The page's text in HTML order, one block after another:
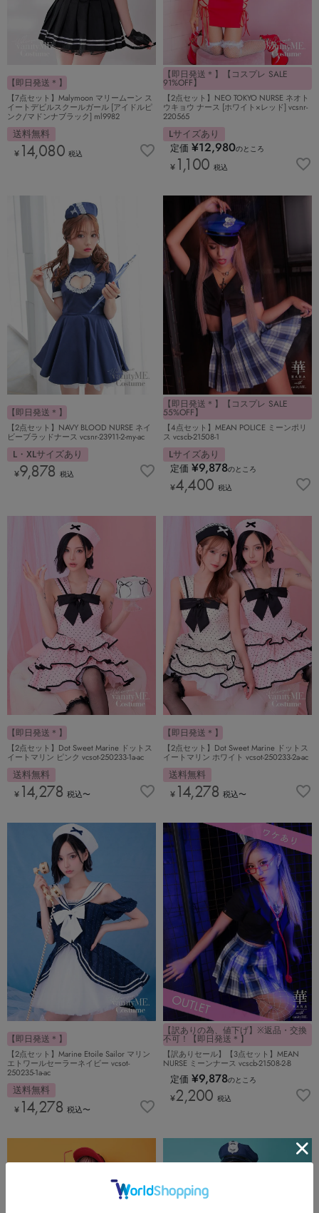
【即日発送＊】
【7点セット】Malymoon マリームーン ス
イートデビルスクールガール [アイドルピ
ンク/マドンナブラック] ml9982
送料無料
¥ 14,080 税込
【即日発送＊】【コスプレ SALE
91%OFF】
【2点セット】NEO TOKYO NURSE ネオト
ウキョウ ナース [ホワイト×レッド] vcsnr-
220565
Lサイズあり
定価 ¥12,980のところ
¥ 1,100 税込
【即日発送＊】
【2点セット】NAVY BLOOD NURSE ネイ
ビーブラッドナース vcsnr-23911-2-my-ac
L・XLサイズあり
¥9,878 税込
【即日発送＊】【コスプレ SALE
55%OFF】
【4点セット】MEAN POLICE ミーンポリ
ス vcscb-21508-1
Lサイズあり
定価 ¥9,878のところ
¥4,400 税込
【即日発送＊】
【2点セット】Dot Sweet Marine ドットス
イートマリン ピンク vcsot-250233-1a-ac
送料無料
¥ 14,278 税込〜
【即日発送＊】
【2点セット】Dot Sweet Marine ドットス
イートマリン ホワイト vcsot-250233-2a-ac
送料無料
¥ 14,278 税込〜
【即日発送＊】
【2点セット】Marine Etoile Sailor マリン
エトワールセーラーネイビー vcsot-
250235-1a-ac
送料無料
¥ 14,278 税込〜
【訳ありの為、値下げ】※返品・交換
不可！【即日発送＊】
【訳ありセール】【3点セット】MEAN
NURSE ミーンナース vcscb-21508-2-B
定価 ¥9,878のところ
¥2,200 税込